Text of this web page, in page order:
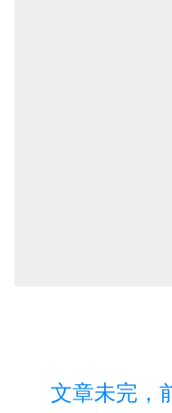
文章未完，